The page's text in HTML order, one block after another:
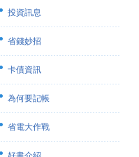
投資訊息
省錢妙招
卡債資訊
為何要記帳
省電大作戰